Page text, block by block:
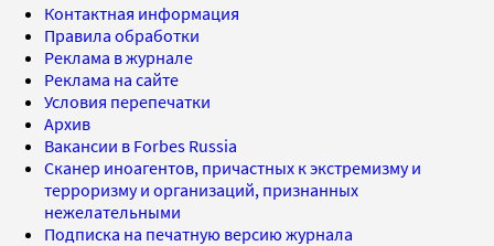
Контактная информация
Правила обработки
Реклама в журнале
Реклама на сайте
Условия перепечатки
Архив
Вакансии в Forbes Russia
Сканер иноагентов, причастных к экстремизму и
терроризму и организаций, признанных
нежелательными
Подписка на печатную версию журнала